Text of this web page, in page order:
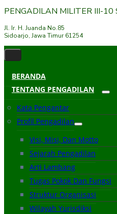
PENGADILAN MILITER III-10
Jl. Ir. H. Juanda No.85
Sidoarjo, Jawa Timur 61254
BERANDA
TENTANG PENGADILAN
Kata Pengantar
Profil Pengadilan
Visi, Misi, Dan Motto
Sejarah Pengadilan
Arti Lambang
Tugas Pokok Dan Fungsi
Struktur Organisasi
Wilayah Yurisdiksi